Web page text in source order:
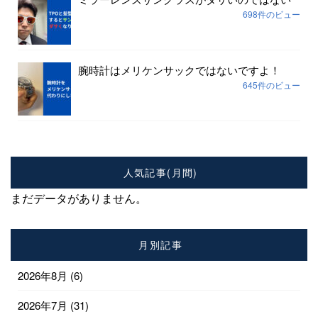
698件のビュー
腕時計はメリケンサックではないですよ！
645件のビュー
人気記事(月間)
まだデータがありません。
月別記事
2026年8月 (6)
2026年7月 (31)